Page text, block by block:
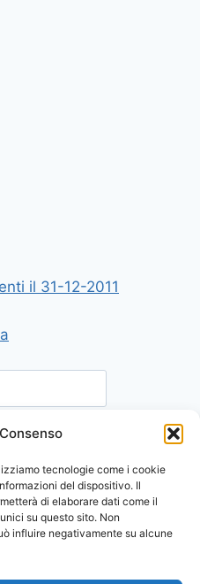
tecnologie come i cookie
del dispositivo. Il
di elaborare dati come il
su questo sito. Non
influire negativamente su alcune
il 31-12-2011